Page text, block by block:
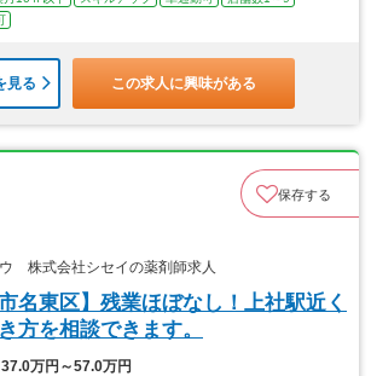
見る この求人に興味がある
保存する
株式会社シセイの薬剤師求人
名東区】残業ほぼなし！上社駅近く
方を相談できます。
37.0万円～57.0万円